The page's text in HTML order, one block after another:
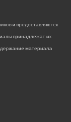
и предоставляются
принадлежат их
материала